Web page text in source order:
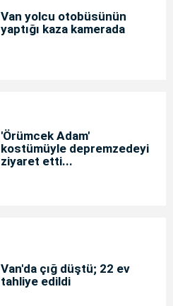
Van yolcu otobüsünün
yaptığı kaza kamerada
'Örümcek Adam'
kostümüyle depremzedeyi
ziyaret etti...
Van'da çığ düştü; 22 ev
tahliye edildi